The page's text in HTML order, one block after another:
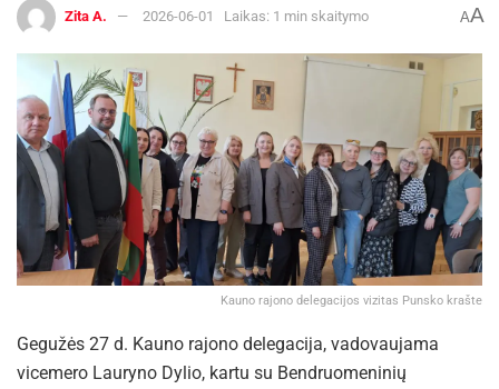
Zita A. 2026-06-01 Laikas: 1 min skaitymo AA
Kauno rajono delegacijos vizitas Punsko krašte
Gegužės 27 d. Kauno rajono delegacija, vadovaujama
vicemero Lauryno Dylio, kartu su Bendruomeninių